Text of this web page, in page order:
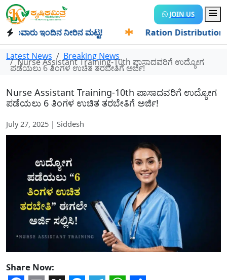
JOIN US
ಇಂದಿನ ನೀರಿನ ಮಟ್ಟ! Ration Distribution-
Latest News Breaking News
Nurse Assistant Training-10th ಪಾಸಾದವರಿಗೆ ಉದ್ಯೋಗ
ಪಡೆಯಲು 6 ತಿಂಗಳ ಉಚಿತ ತರಬೇತಿಗೆ ಅರ್ಜಿ!
Nurse Assistant Training-10th ಪಾಸಾದವರಿಗೆ ಉದ್ಯೋಗ
ಪಡೆಯಲು 6 ತಿಂಗಳ ಉಚಿತ ತರಬೇತಿಗೆ ಅರ್ಜಿ!
July 27, 2025 | Siddesh
Share Now: